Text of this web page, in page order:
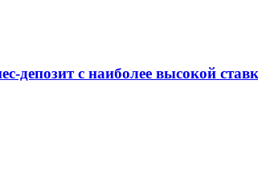
депозит с наиболее высокой